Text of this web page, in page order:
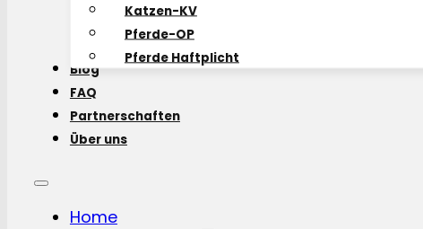
Katzen-KV
Pferde-OP
Pferde Haftplicht
Blog
FAQ
Partnerschaften
Über uns
Home